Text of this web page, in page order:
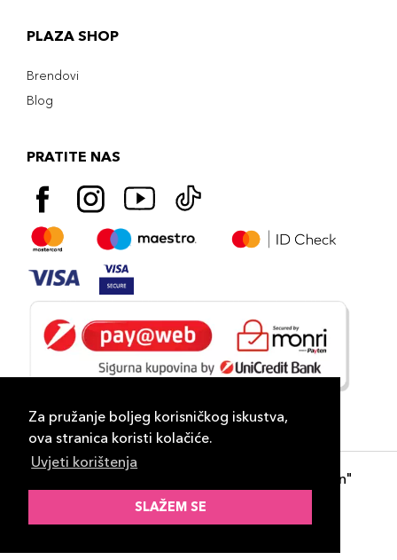
Za pružanje boljeg korisničkog iskustva,
ova stranica koristi kolačiće.
Uvjeti korištenja
SLAŽEM SE
PLAZA SHOP
Brendovi
Blog
PRATITE NAS
- "DP Lux Distribution"
d.o.o. Banja Luka
ID-S Consulting d.o.o. Sarajevo